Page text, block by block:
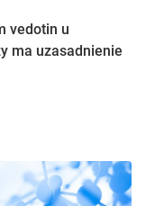
vedotin u
ma uzasadnienie